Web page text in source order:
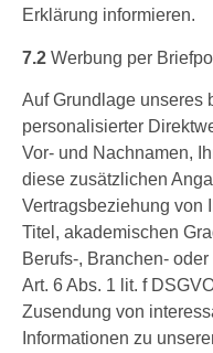
Erklärung informieren.
7.2 Werbung per
Auf Grundlage unseres
personalisierter
Vor- und Nachnamen,
diese zusätzlichen
Vertragsbeziehung von
Titel, akademischen
Berufs-, Branchen-
Art. 6 Abs. 1 lit. f
Zusendung von
Informationen zu